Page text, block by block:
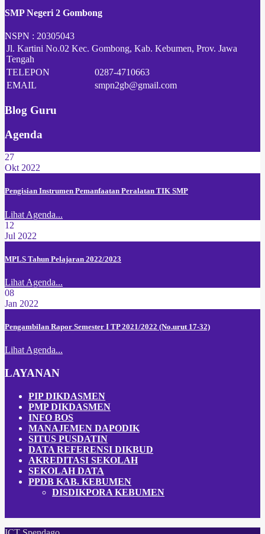
SMP Negeri 2 Gombong
NSPN : 20305043
Jl. Kartini No.02 Kec. Gombong, Kab. Kebumen, Prov. Jawa
Tengah
TELEPON
0287-4710663
EMAIL
smpn2gb@gmail.com
Blog Guru
Agenda
27
Okt 2022
Pengisian Instrumen Pemanfaatan Peralatan TIK SMP
Lihat Agenda...
12
Jul 2022
MPLS Tahun Pelajaran 2022/2023
Lihat Agenda...
08
Jan 2022
Pengambilan Rapor Semester I TP 2021/2022 (No.urut 17-32)
Lihat Agenda...
LAYANAN
PIP DIKDASMEN
PMP DIKDASMEN
INFO BOS
MANAJEMEN DAPODIK
SITUS PUSDATIN
DATA REFERENSI DIKBUD
AKREDITASI SEKOLAH
SEKOLAH DATA
PPDB KAB. KEBUMEN
DISDIKPORA KEBUMEN